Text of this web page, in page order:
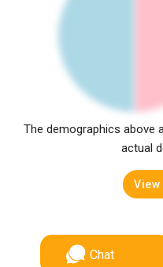
The demographics above
actual
Chat